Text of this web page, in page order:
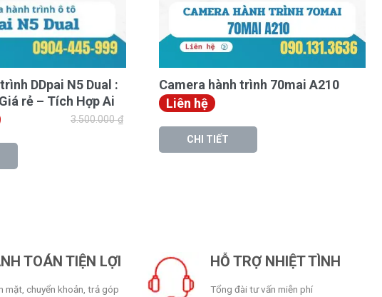
DDpai N5 Dual :
rẻ – Tích Hợp Ai
3.500.000₫
Camera hành trình 70mai A210
Liên hệ
CHI TIẾT
TOÁN TIỆN LỢI
mặt, chuyển khoản, trả góp
HỖ TRỢ NHIỆT TÌNH
Tổng đài tư vấn miễn phí